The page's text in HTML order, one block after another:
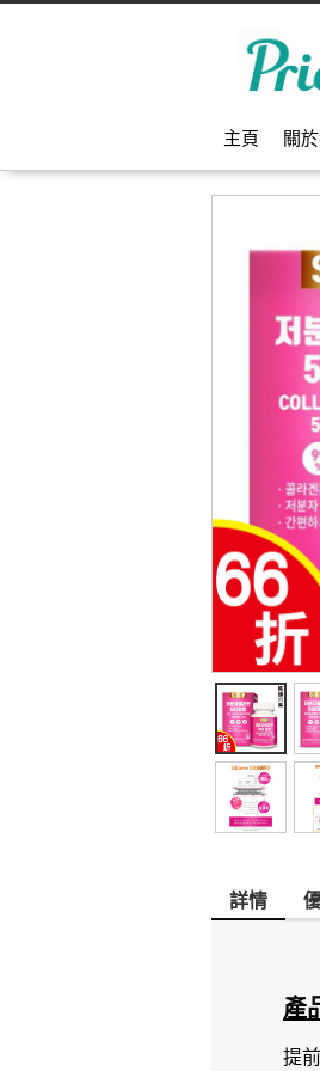
主頁 關
詳情
產
提